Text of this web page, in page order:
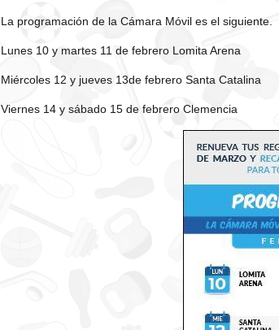
La programación de la Cámara Móvil es el siguiente.
Lunes 10 y martes 11 de febrero Lomita Arena
Miércoles 12 y jueves 13de febrero Santa Catalina
Viernes 14 y sábado 15 de febrero Clemencia